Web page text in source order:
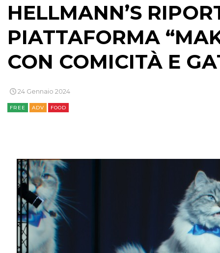
HELLMANN’S
PIATTAFORMA
CON COMICITÀ E
24 Gennaio 2024
FREE ADV FOOD